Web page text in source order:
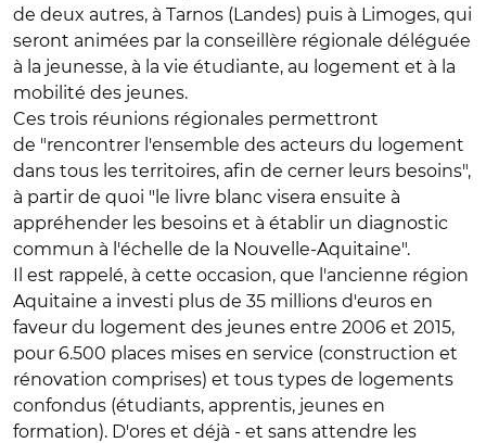
de deux autres, à Tarnos (Landes) puis à Limoges, qui
seront animées par la conseillère régionale déléguée
à la jeunesse, à la vie étudiante, au logement et à la
mobilité des jeunes.
Ces trois réunions régionales permettront
de "rencontrer l'ensemble des acteurs du logement
dans tous les territoires, afin de cerner leurs besoins",
à partir de quoi "le livre blanc visera ensuite à
appréhender les besoins et à établir un diagnostic
commun à l'échelle de la Nouvelle-Aquitaine".
Il est rappelé, à cette occasion, que l'ancienne région
Aquitaine a investi plus de 35 millions d'euros en
faveur du logement des jeunes entre 2006 et 2015,
pour 6.500 places mises en service (construction et
rénovation comprises) et tous types de logements
confondus (étudiants, apprentis, jeunes en
formation). D'ores et déjà - et sans attendre les